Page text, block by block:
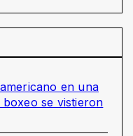
en una
se vistieron